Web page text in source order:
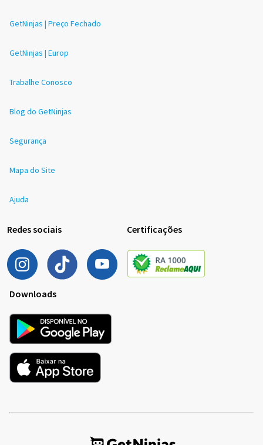
GetNinjas | Preço Fechado
GetNinjas | Europ
Trabalhe Conosco
Blog do GetNinjas
Segurança
Mapa do Site
Ajuda
Redes sociais Certificações
Downloads